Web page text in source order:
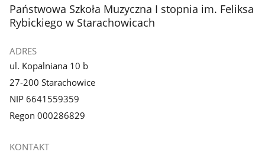
stopka
Państwowa Szkoła Muzyczna I stopnia im. Feliksa
Rybickiego w Starachowicach
ADRES
ul. Kopalniana 10 b
27-200 Starachowice
NIP 6641559359
Regon 000286829
KONTAKT